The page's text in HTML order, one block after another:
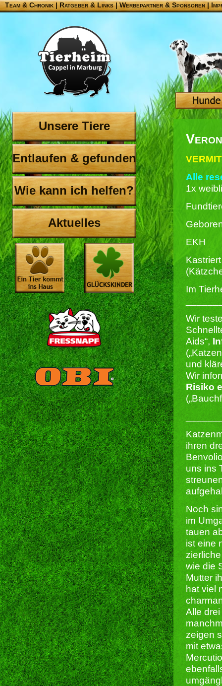
Team & Chronik |Ratgeber & Links|Werbepartner & Sponsoren|
Unsere Tiere
Entlaufen & gefunden
Wie kann ich helfen?
Aktuelles
Alle
1x
EKH
Im
Wir
Aids“,
und
Wir
Risiko
ihren
uns ins
Noch
im
tauen
ist eine
wie die
Mutter
hat viel
Alle
zeigen
mit